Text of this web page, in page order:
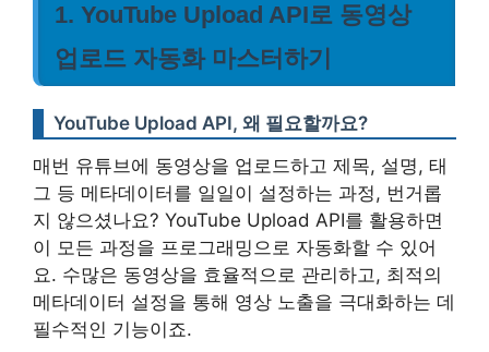
1. YouTube Upload API로 동영상
업로드 자동화 마스터하기
YouTube Upload API, 왜 필요할까요?
매번 유튜브에 동영상을 업로드하고 제목, 설명, 태
그 등 메타데이터를 일일이 설정하는 과정, 번거롭
지 않으셨나요? YouTube Upload API를 활용하면
이 모든 과정을 프로그래밍으로 자동화할 수 있어
요. 수많은 동영상을 효율적으로 관리하고, 최적의
메타데이터 설정을 통해 영상 노출을 극대화하는 데
필수적인 기능이죠.